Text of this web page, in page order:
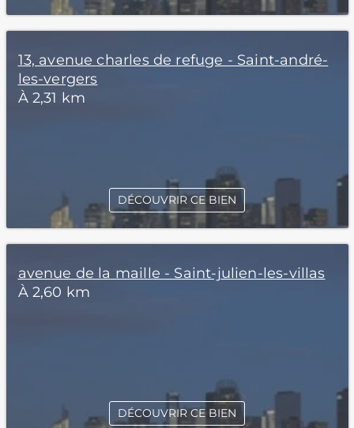
13, avenue charles de refuge - Saint-andré-
les-vergers
À 2,31 km
DÉCOUVRIR CE BIEN
avenue de la maille - Saint-julien-les-villas
À 2,60 km
DÉCOUVRIR CE BIEN